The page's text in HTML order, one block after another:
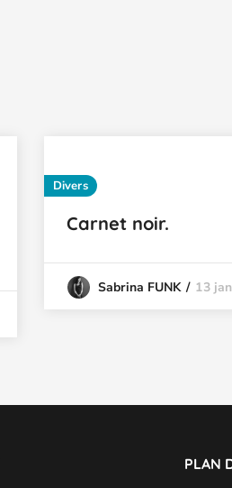
Divers
Carnet noir.
Sabrina FUNK 13
PLAN